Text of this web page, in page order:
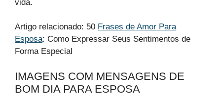
vida.
Artigo relacionado: 50 Frases de Amor Para
Esposa: Como Expressar Seus Sentimentos de
Forma Especial
IMAGENS COM MENSAGENS DE
BOM DIA PARA ESPOSA​